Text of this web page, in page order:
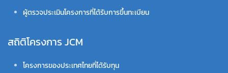
ผู้ตรวจประเมินโครงการที่ได้รับการขึ้นทะเบียน
สถิติโครงการ JCM
โครงการของประเทศไทยที่ได้รับทุน